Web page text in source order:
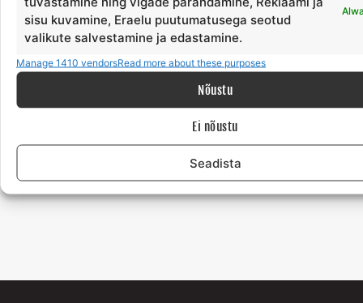
sisu kuvamine, Eraelu puutumatusega seotud
valikute salvestamine ja edastamine.
Manage 1410 vendorsRead more about these purposes
Nõustu
Ei nõustu
Seadista
Aerusurfi matk ja vabastava hingamise rännak Hiiumaal.
https://surfmaster.ee/surf-jooga-hiiumaal/
PREVIOUS
MIKS MA LOOBUSIN ÜHEL PÄEVAL KÕIGEST JA LÄKSIN HIIUMAALE
NEXT
SINU TOODE POLE TÄHTIS. SINA OLED TÄHTIS.